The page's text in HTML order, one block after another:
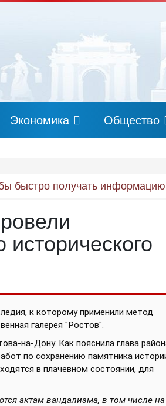
Экономика Общество
быстро получать
к которому применили метод
галерея "Ростов".
на-Дону. Как пояснила глава
по сохранению памятника
в плачевном состоянии, для
актам вандализма, в том числе на